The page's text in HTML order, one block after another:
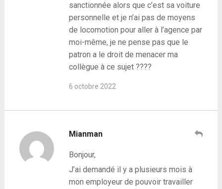
sanctionnée alors que c’est sa voiture
personnelle et je n’ai pas de moyens
de locomotion pour aller à l’agence par
moi-même, je ne pense pas que le
patron a le droit de menacer ma
collègue à ce sujet ????
6 octobre 2022
Mianman
Bonjour,
J’ai demandé il y a plusieurs mois à
mon employeur de pouvoir travailler